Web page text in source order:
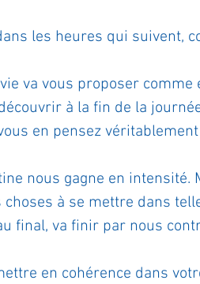
les heures qui suivent,
va vous proposer comme
à la fin de la
en pensez véritablement
nous gagne en intensité.
à se mettre dans
final, va finir par nous
en cohérence dans